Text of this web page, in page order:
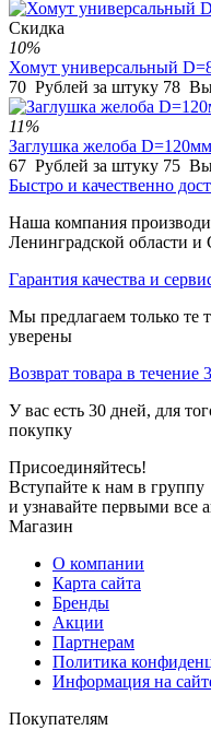
Скидка
10%
Хомут универсальный
70 Рублей за штуку 78 Вы
11%
Заглушка желоба
67 Рублей за штуку 75 Вы
Быстро и качественно
Наша компания
Ленинградской области и
Гарантия качества и
Мы предлагаем только те
уверены
Возврат товара в течение
У вас есть 30 дней, для
покупку
Присоединяйтесь!
Вступайте к нам в группу
и узнавайте первыми все
Магазин
О компании
Карта сайта
Бренды
Акции
Партнерам
Политика
Информация на
Покупателям